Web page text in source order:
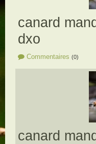
canard
dxo
Commentaires (0)
canard